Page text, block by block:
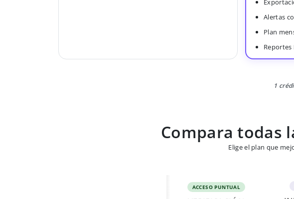
Alertas
Plan
Reportes
1
Compara todas
Elige el plan que
ACCESO PUNTUAL